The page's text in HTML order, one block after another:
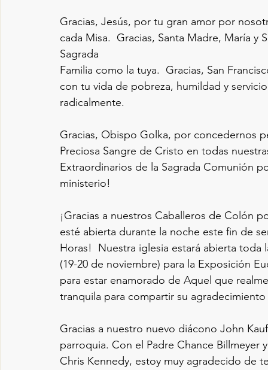
Gracias, Jesús, por tu gran amor por
cada Misa.  Gracias, Santa Madre, María
Sagrada
Familia como la tuya.  Gracias, San
con tu vida de pobreza, humildad y
radicalmente.
Gracias, Obispo Golka, por concedernos
Preciosa Sangre de Cristo en todas
Extraordinarios de la Sagrada Comunión
ministerio!
¡Gracias a nuestros Caballeros de Colón
esté abierta durante la noche este fin de
Horas!  Nuestra iglesia estará abierta
(19-20 de noviembre) para la Exposición
para estar enamorado de Aquel que
tranquila para compartir su
Gracias a nuestro nuevo diácono John
parroquia. Con el Padre Chance
Chris Kennedy, estoy muy agradecido de